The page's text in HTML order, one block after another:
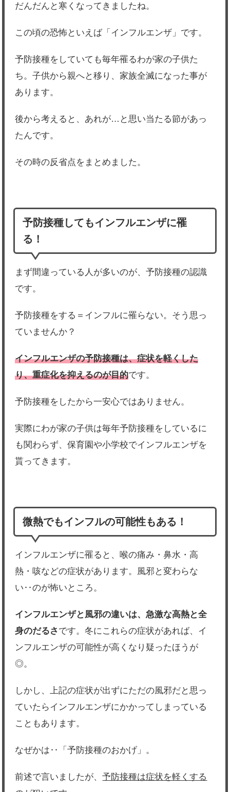
だんだんと寒くなってきましたね。
この頃の恐怖といえば「インフルエンザ」です。
予防接種をしていても毎年罹るわが家の子供た
ち。子供から親へと移り、家族全滅になった事が
あります。
後から考えると、あれが…と思い当たる節があっ
たんです。
その時の反省点をまとめました。
予防接種してもインフルエンザに罹
る！
まず間違っている人が多いのが、予防接種の認識
です。
予防接種をする＝インフルに罹らない。そう思っ
ていませんか？
インフルエンザの予防接種は、症状を軽くした
り、重症化を抑えるのが目的です。
予防接種をしたから一安心ではありません。
実際にわが家の子供は毎年予防接種をしているに
も関わらず、保育園や小学校でインフルエンザを
貰ってきます。
微熱でもインフルの可能性もある！
インフルエンザに罹ると、喉の痛み・鼻水・高
熱・咳などの症状があります。風邪と変わらな
い‥のが怖いところ。
インフルエンザと風邪の違いは、急激な高熱と全
身のだるさ です。冬にこれらの症状があれば、イ
ンフルエンザの可能性が高くなり疑ったほうが
◎。
しかし、上記の症状が出ずにただの風邪だと思っ
ていたらインフルエンザにかかってしまっている
こともあります。
なぜかは‥「予防接種のおかげ」。
前述で言いましたが、予防接種は症状を軽くする